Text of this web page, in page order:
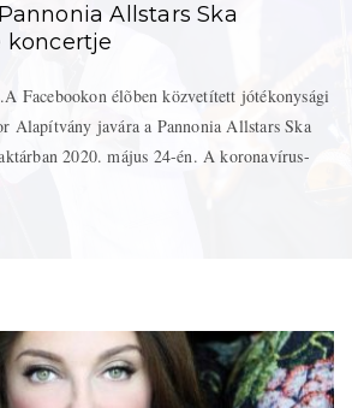
Allstars Ska
koncertje
Facebookon élõben közvetített jótékonysági
Alapítvány javára a Pannonia Allstars Ska
2020. május 24-én. A koronavírus-